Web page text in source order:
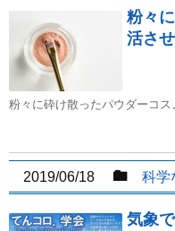
粉々
活さ
粉々に砕け散ったパウダーコス
2019/06/18 科学
気象